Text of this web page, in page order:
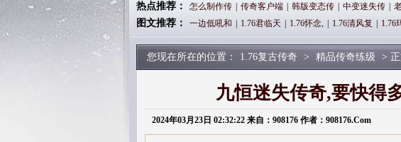
热点推荐： 怎么制作传 传奇客户端 韩版变态传 中变迷失传
图文推荐： 一边低吼和 1.76君临天 1.76怀念, 1.76清风复 1.76
您现在所在的位置： 1.76复古传奇 > 精品传奇练级 >
九恒迷失传奇,要快得
2024年03月23日 02:32:22 来自：908176 作者：908176.Com